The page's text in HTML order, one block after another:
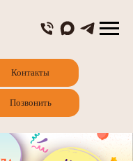
Контакты
Позвонить